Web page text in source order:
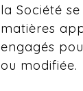
la Société
matières
engagés
ou modifiée.